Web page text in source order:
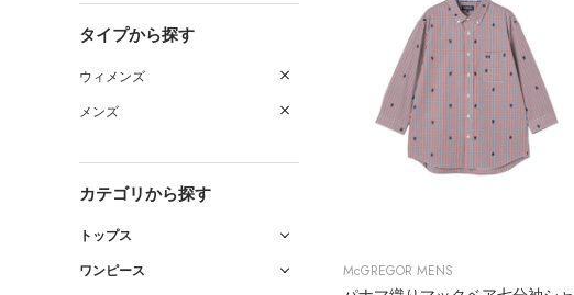
タイプから探す
ウィメンズ
メンズ
カテゴリから探す
トップス
ワンピース McGREGOR MENS